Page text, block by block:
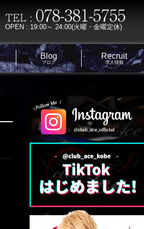
OPEN : 19:00～ 24:00(火曜・金曜定休)
Blog
ブログ
Recruit
求人情報